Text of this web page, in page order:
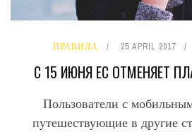
ПРАВИЛА 25 APRIL 2017
С 15 ИЮНЯ ЕС ОТМЕНЯЕТ
Пользователи с
путешествующие в другие